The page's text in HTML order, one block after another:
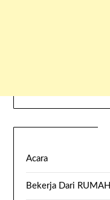
Acara
Bekerja Dari RUMAH